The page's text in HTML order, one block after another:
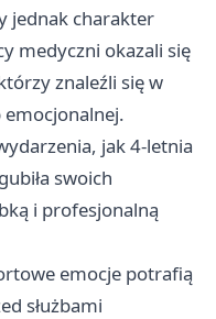
jednak charakter
medyczni okazali się
znaleźli się w
jak 4-letnia
swoich
i profesjonalną
emocje potrafią
służbami